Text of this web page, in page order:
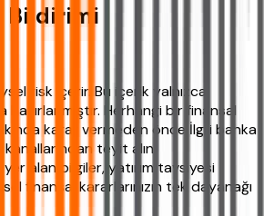
Bildirimi
risk içerir. Bu içerik yalnızca
hazırlanmıştır. Herhangi bir finansal
karar vermeden önce İlgili banka
teyit alın.
alan bilgiler, yatırım tavsiyesi
finansal kararlarınızın tek dayanağı